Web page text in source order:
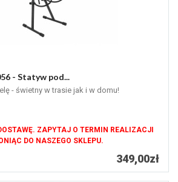
- Statyw pod...
- świetny w trasie jak i w domu!
ZAPYTAJ O TERMIN REALIZACJI
DO NASZEGO SKLEPU.
349,00zł